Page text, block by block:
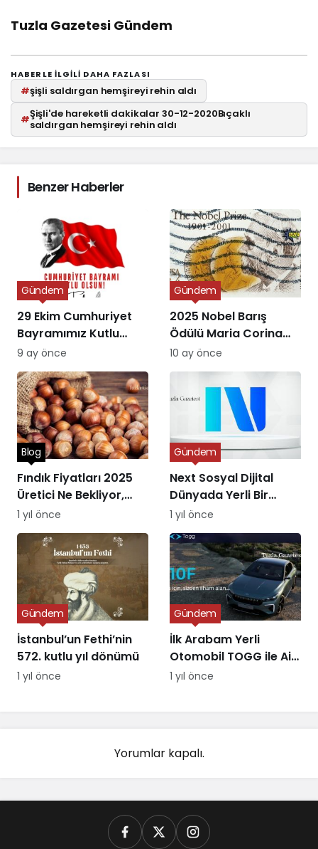
Tuzla Gazetesi Gündem
HABERLE ILGILI DAHA FAZLASI
#şişli saldırgan hemşireyi rehin aldı
#Şişli'de hareketli dakikalar 30-12-2020Bıçaklı
saldırgan hemşireyi rehin aldı
Benzer Haberler
29 Ekim Cumhuriyet
Bayramımız Kutlu
Olsun
Gündem
9 ay önce
2025 Nobel Barış
Ödülü Maria Corina
Machado’ya Verildi
Gündem
10 ay önce
Fındık Fiyatları 2025
Üretici Ne Bekliyor,
Piyasa Ne Sunuyor?
Blog
1 yıl önce
Next Sosyal Dijital
Dünyada Yerli Bir
Alternatifin Doğuşu
Gündem
1 yıl önce
İstanbul’un Fethi’nin
572. kutlu yıl dönümü
Gündem
1 yıl önce
İlk Arabam Yerli
Otomobil TOGG ile Aile
Destek Programı
Gündem
1 yıl önce
Yorumlar kapalı.